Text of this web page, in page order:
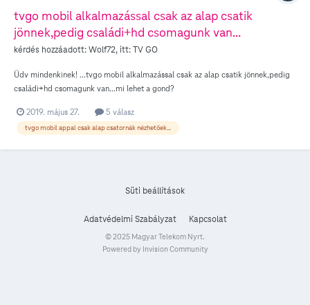
tvgo mobil alkalmazással csak az alap csatik
jönnek,pedig családi+hd csomagunk van...
kérdés hozzáadott:Wolf72, itt:TV GO
Üdv mindenkinek! ...tvgo mobil alkalmazással csak az alap csatik jönnek,pedig
családi+hd csomagunk van...mi lehet a gond?
2019. május 27. 5 válasz
tvgo mobil appal csak alap csatornák nézhetőek...
Süti beállítások
Adatvédelmi Szabályzat Kapcsolat
© 2025 Magyar Telekom Nyrt.
Powered by Invision Community